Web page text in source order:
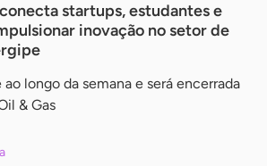
startups, estudantes e
inovação no setor de
longo da semana e será encerrada
& Gas